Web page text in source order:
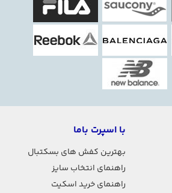
با اسپرت باما
بهترین کفش های بسکتبال
راهنمای انتخاب سایز
راهنمای خرید اسکیت